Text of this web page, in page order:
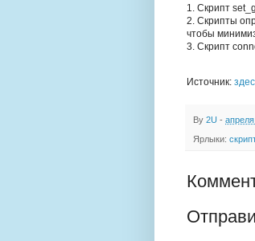
1. Скрипт
2. Скрипты
чтобы
3. Скрипт
Источник:
By 2U -
Ярлыки: